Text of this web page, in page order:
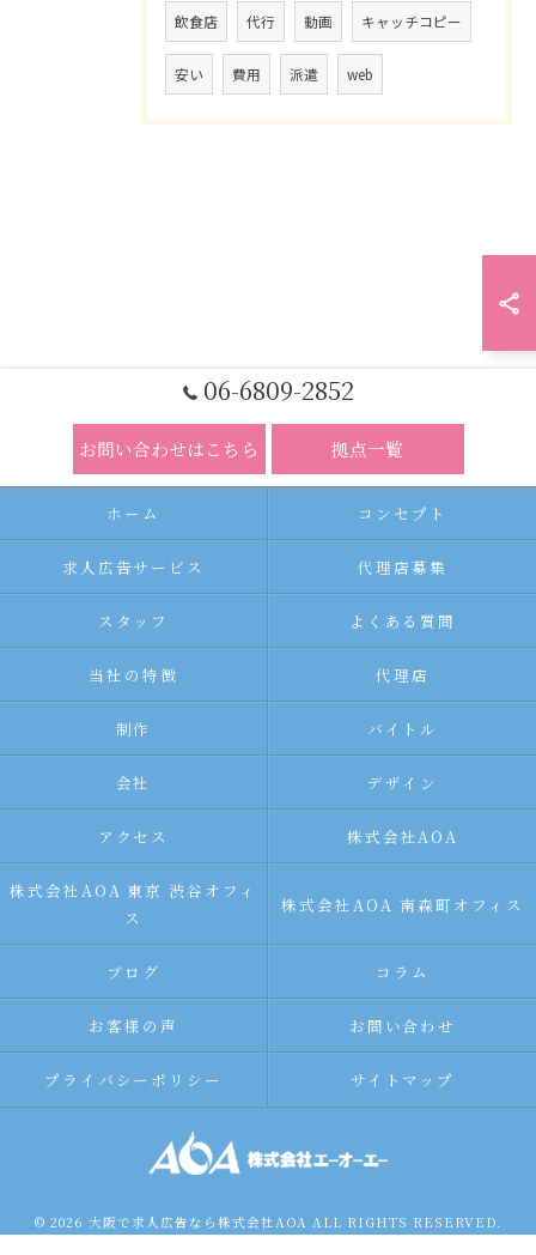
飲食店 代行 動画 キャッチコピー
安い 費用 派遣 web
06-6809-2852
お問い合わせはこちら 拠点一覧
ホーム コンセプト
求人広告サービス 代理店募集
スタッフ よくある質問
当社の特徴 代理店
制作 バイトル
会社 デザイン
アクセス 株式会社AOA
株式会社AOA 東京 渋谷オフィ
ス
株式会社AOA 南森町オフィス
ブログ コラム
お客様の声 お問い合わせ
プライバシーポリシー サイトマップ
© 2026 大阪で求人広告なら株式会社AOA ALL RIGHTS RESERVED.